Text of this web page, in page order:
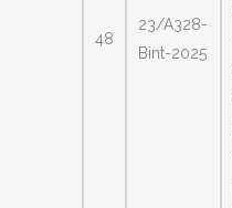
48
23/A328-
Bint-2025